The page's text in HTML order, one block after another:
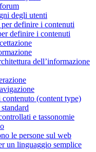
degli utenti
definire i contenuti
definire i contenuti
dell’informazione
(content type)
e tassonomie
le persone sul web
un linguaggio semplice